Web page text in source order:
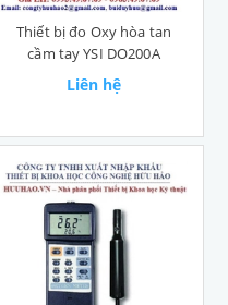
Thiết bị đo Oxy hòa tan
cầm tay YSI DO200A
Liên hệ